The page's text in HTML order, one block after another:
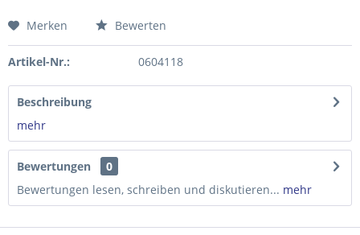
Preis anfragen
Merken Bewerten
Artikel-Nr.: 0604118
Beschreibung
mehr
Bewertungen
0
Bewertungen lesen, schreiben und diskutieren... mehr